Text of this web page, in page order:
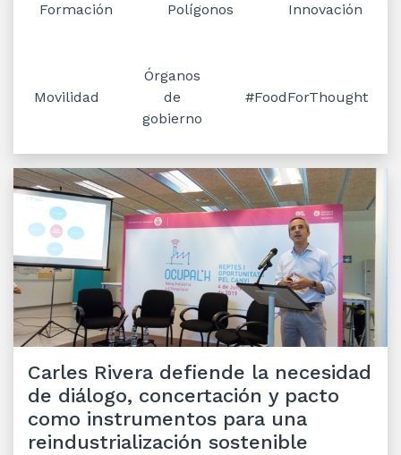
Formación Polígonos Innovación
Movilidad
Órganos
de
gobierno
#FoodForThought
Carles Rivera defiende la necesidad
de diálogo, concertación y pacto
como instrumentos para una
reindustrialización sostenible